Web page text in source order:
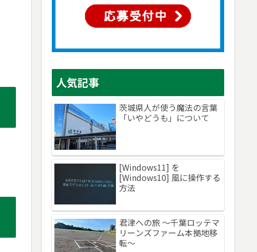
人気記事
茨城県人が使う魔法の言葉
「いやどうも」について
[Windows11] を
[Windows10] 風に操作する
方法
君津への旅 ～千葉ロッテマ
リーンズファーム本拠地移
転～